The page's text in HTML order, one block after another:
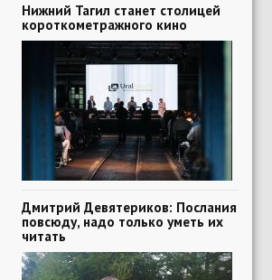
Нижний Тагил станет столицей
короткометражного кино
Дмитрий Девятериков: Послания
повсюду, надо только уметь их
читать